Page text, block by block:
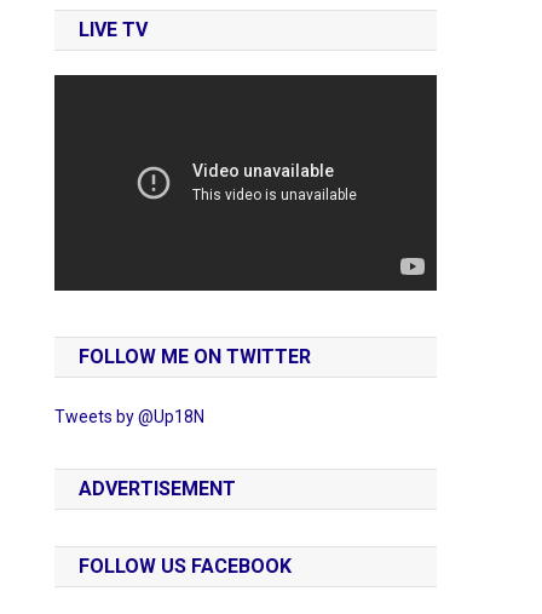
LIVE TV
FOLLOW ME ON TWITTER
Tweets by @Up18N
ADVERTISEMENT
FOLLOW US FACEBOOK